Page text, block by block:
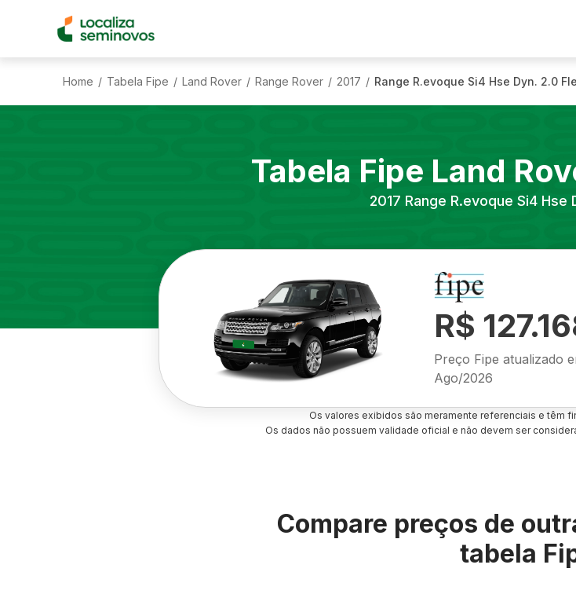
Home / Tabela Fipe / Land Rover / Range Rover / 2017 / Range R.evoque Si4 Hse Dyn. 2.0
Tabela Fipe Land
2017 Range R.evoque Si4 Hse
R$
Preço Fipe atualizado
Ago/2026
Os valores exibidos são meramente referenciais e têm
Os dados não possuem validade oficial e não devem ser
Compare preços de
tabela